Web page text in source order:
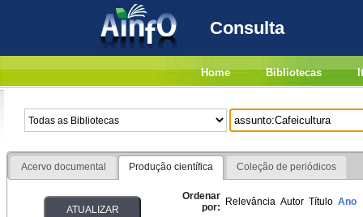
Consulta
Home Bibliotecas
Acervo documental Produção científica Coleção de periódicos
Ordenar
por: Relevância Autor Título Ano